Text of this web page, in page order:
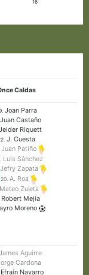
16
Caldas
Joan Parra
Castaño
Riquett
J. Cuesta
Juan Patiño
Luis Sánchez
Zapata
20.A. Roa
Zuleta
Robert Mejía
Moreno
Aguirre
Cardona
Navarro